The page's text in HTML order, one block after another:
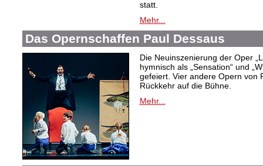
statt.
Mehr...
Das Opernschaffen Paul Dessaus
Die Neuinszenierung der Oper
hymnisch als „Sensation“ und
gefeiert. Vier andere Opern von
Rückkehr auf die Bühne.
Mehr...